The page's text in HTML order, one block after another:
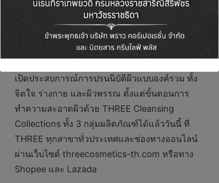
สำหรับ THREE Line จะมีกลิ่นหอมอ่อนๆ ช่วยให้
ผ่อนคลายจาก Spicy Refreshing Green Herbal
เป็น Essential Oil สกัดจากธรรมชาติ เป็นมิตรกับ
ผิวแพ้ง่ายแน่นอน
เปิดประสบการณ์การปรนนิบัติผิวแบบองค์รวม ทั้ง
จิตใจ ร่างกาย และผิวพรรณ ตั้งแต่ขั้นตอนการ
ทำความสะอาดผิวด้วย THREE Cleansing
Collections ทั้ง 3 กลุ่มผลิตภัณฑ์ได้แล้ววันนี้ ที่
THREE ทุกสาขาทั่วประเทศและช่องทางออนไลน์
ผ่านเว็บไซต์ threecosmetics-th.com หรือทาง
Shopee และ Lazada